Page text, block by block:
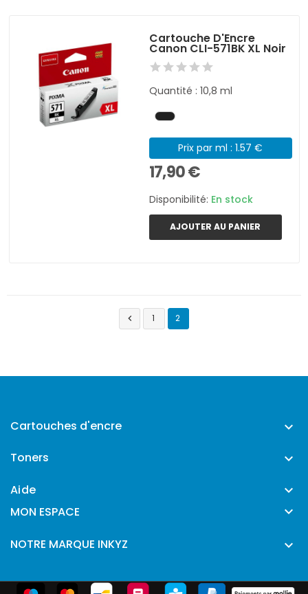
Cartouche D'Encre
Canon CLI-571BK XL Noir
Quantité : 10,8 ml
Prix par ml : 1.57 €
17,90 €
Disponibilité: En stock
AJOUTER AU PANIER
 1 2
Cartouches d'encre 
Toners 
Aide 
MON ESPACE 
NOTRE MARQUE INKYZ 